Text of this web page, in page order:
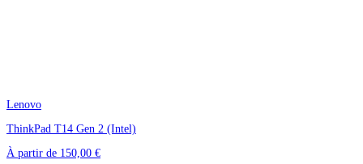
Lenovo
ThinkPad T14 Gen 2 (Intel)
À partir de 150,00 €